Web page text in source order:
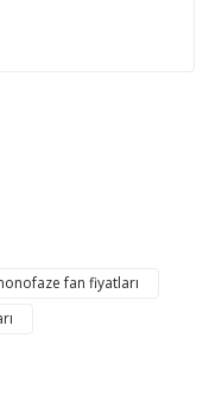
fan fiyatları